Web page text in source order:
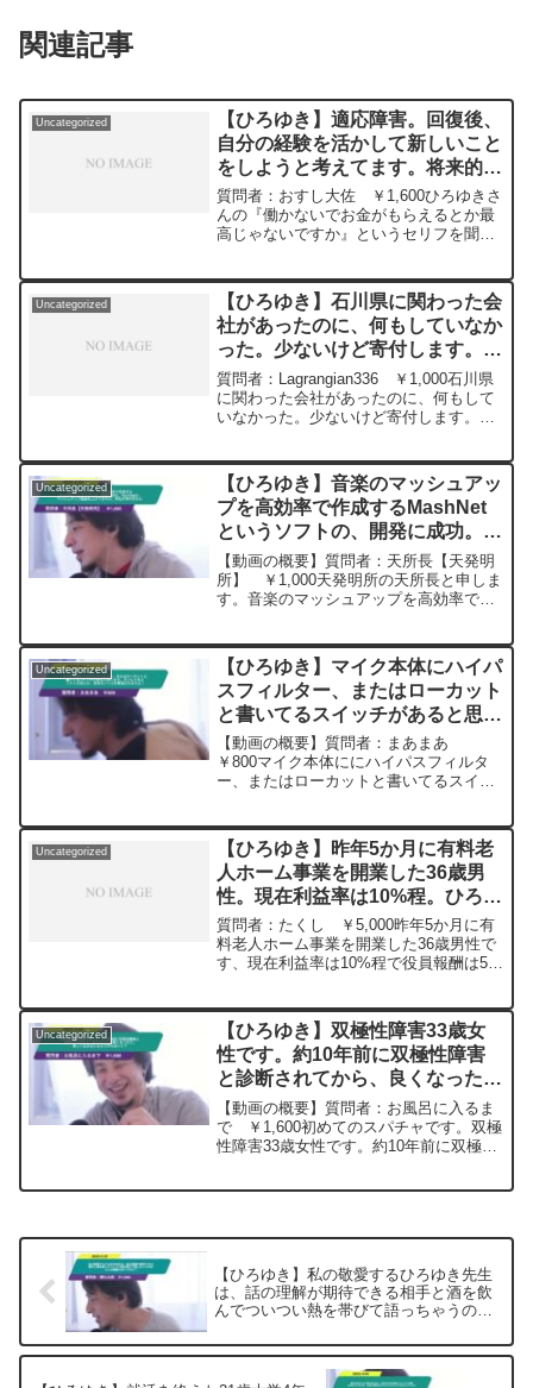
関連記事
Uncategorized
【ひろゆき】適応障害。回復後、
自分の経験を活かして新しいこと
をしようと考えてます。将来的に
小銭稼ぎにつながれば嬉しいで
す。ご助言下さいー ひろゆき切
り抜き 20240516
質問者：おすし大佐 ￥1,600ひろゆきさ
んの『働かないでお金がもらえるとか最
高じゃないですか』というセリフを聞い
した。数ヶ月時間ができたので、回復
後、自分の経験を活か...
Uncategorized
【ひろゆき】石川県に関わった会
社があったのに、何もしていなか
った。少ないけど寄付します。
ー ひろゆき切り抜き
20240112
質問者：Lagrangian336 ￥1,000石川県
に関わった会社があったのに、何もして
いなかった。少ないけど寄付します。元
ながら。2024/01/12 V23
https://www.youtube.com/watch?
v=c6MzCMgzBqw***************************
***************ひろゆきさんの動画で、寄
せられた質問について、一問一答形式に
してみました。過去にこんな質問してる
かな？と気になったことがあれば、下記
のサイトから検索してみてください。
多くの質問を今後も編集し、アップロー
ドしていきますので、使いやすいと感じ
て頂けたら、いいね！やチャンネル登録
をよろしくお願いします。
Uncategorized
【ひろゆき】音楽のマッシュアッ
プを高効率で作成するMashNet
というソフトの、開発に成功。
YouTubeに、マッシュアップ動
画を上げてますが、再生が伸びま
せん。ー ひろゆき切り抜き
【動画の概要】質問者：天所長【天発明
所】 ￥1,000天発明所の天所長と申しま
す。音楽のマッシュアップを高効率で作
ので、ビジネスの可能性も無限大です。
YouTub...
Uncategorized
【ひろゆき】マイク本体にハイパ
スフィルター、またはローカット
と書いてるスイッチがあると思い
ます。オンにするとファンの音と
か、低音のノイズが軽減されます
よ！ー ひろゆき切り抜き
【動画の概要】質問者：まあまあ
￥800マイク本体ににハイパスフィルタ
ー、またはローカットと書いてるスイッ
とファンの音とか、低音のノイズが軽減
されますよ！元動画：日本は...
Uncategorized
【ひろゆき】昨年5か月に有料老
人ホーム事業を開業した36歳男
性。現在利益率は10%程。ひろゆ
きさんは利益率何%維持が理想で
すか?ー ひろゆき切り抜き
20240404
質問者：たくし ￥5,000昨年5か月に有
料老人ホーム事業を開業した36歳男性で
す、現在利益率は10%程で役員報酬は50
ある位不安はあります。今後はひろゆき
さん...
Uncategorized
【ひろゆき】双極性障害33歳女
性です。約10年前に双極性障害
と診断されてから、良くなったり
悪くなったりを繰り返していま
す。楽しく生きるにはどうすれば
いい？ー ひろゆき切り抜き
【動画の概要】質問者：お風呂に入るま
で ￥1,600初めてのスパチャです。双極
性障害33歳女性です。約10年前に双極性
【ひろゆき】私の敬愛するひろゆき先生
は、話の理解が期待できる相手と酒を飲
んでついつい熱を帯びて語っちゃうのは
切り抜き 20250625